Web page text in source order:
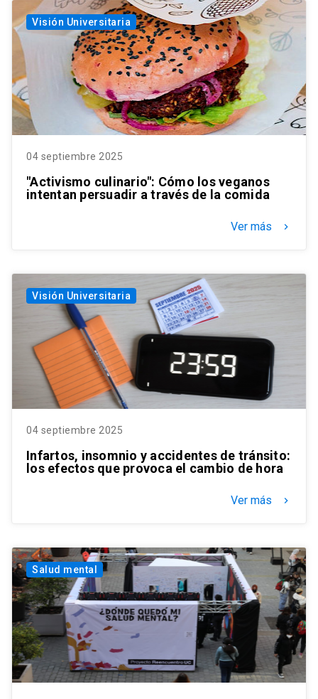
Visión Universitaria
04 septiembre 2025
"Activismo culinario": Cómo los veganos
intentan persuadir a través de la comida
Ver más keyboard_arrow_right
Visión Universitaria
04 septiembre 2025
Infartos, insomnio y accidentes de tránsito:
los efectos que provoca el cambio de hora
Ver más keyboard_arrow_right
Salud mental